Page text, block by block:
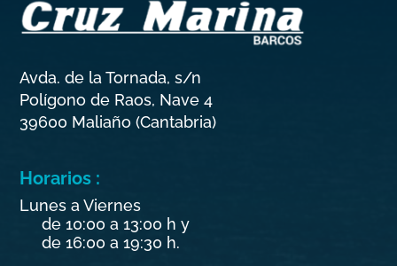
Avda. de la Tornada, s/n
Polígono de Raos, Nave 4
39600 Maliaño (Cantabria)
Horarios :
Lunes a Viernes
de 10:00 a 13:00 h y
de 16:00 a 19:30 h.